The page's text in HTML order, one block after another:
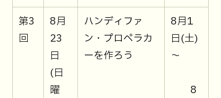
第3
回
8月
23
日
(日
曜
ハンディファ
ン・プロペラカ
ーを作ろう
8月1
日(土)
～
8